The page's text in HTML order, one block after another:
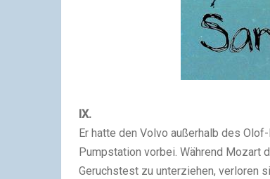
IX.
Er hatte den Volvo außerhalb des
Pumpstation vorbei. Während Mozart
Geruchstest zu unterziehen, verloren